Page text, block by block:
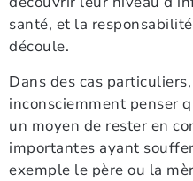
santé, et la
découle.
Dans des cas
inconsciemment penser
un moyen de rester en
importantes ayant
exemple le père ou la